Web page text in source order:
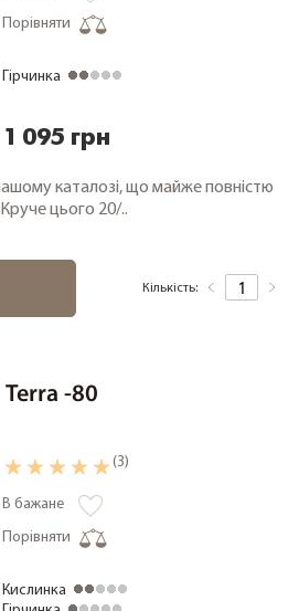
Порівняти
Гірчинка
1 095 грн
каталозі, що майже повністю
цього 20/..
Кількість:
Terra -80
(3)
В бажане
Порівняти
Кислинка